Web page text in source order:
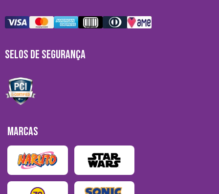
SELOS DE SEGURANÇA
MARCAS